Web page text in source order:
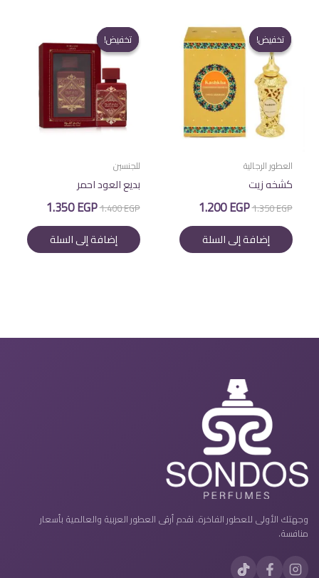
تخفيض!
تخفيض!
العطور الرجالية
كشخه زيت
1.350EGP السعر
الأصلي
هو:
1.350 EGP.
1.200EGP
هو:
1.200 EGP. إضافة إلى السلة
تخفيض!
تخفيض!
للجنسين
بديع العود احمر
1.400EGP السعر
الأصلي
هو:
1.400 EGP.
1.350EGP
هو:
1.350 EGP. إضافة إلى السلة
وجهتك الأولى للعطور الفاخرة. نقدم أرقى العطور العربية والعالمية بأسعار
منافسة.